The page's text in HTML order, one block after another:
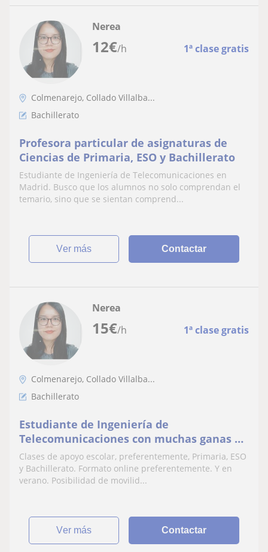
12€/h 1ª clase gratis
Nerea
Colmenarejo, Collado Villalba...
Bachillerato
Profesora particular de asignaturas de
Ciencias de Primaria, ESO y Bachillerato
Estudiante de Ingeniería de Telecomunicaciones en
Madrid. Busco que los alumnos no solo comprendan el
temario, sino que se sientan comprend...
ver más Contactar
15€/h 1ª clase gratis
Nerea
Colmenarejo, Collado Villalba...
Bachillerato
Estudiante de Ingeniería de
Telecomunicaciones con muchas ganas de
ayudar a entender el conocimiento a
quien lo necesite.
Clases de apoyo escolar, preferentemente, Primaria, ESO
y Bachillerato. Formato online preferentemente. Y en
verano. Posibilidad de movilid...
ver más Contactar